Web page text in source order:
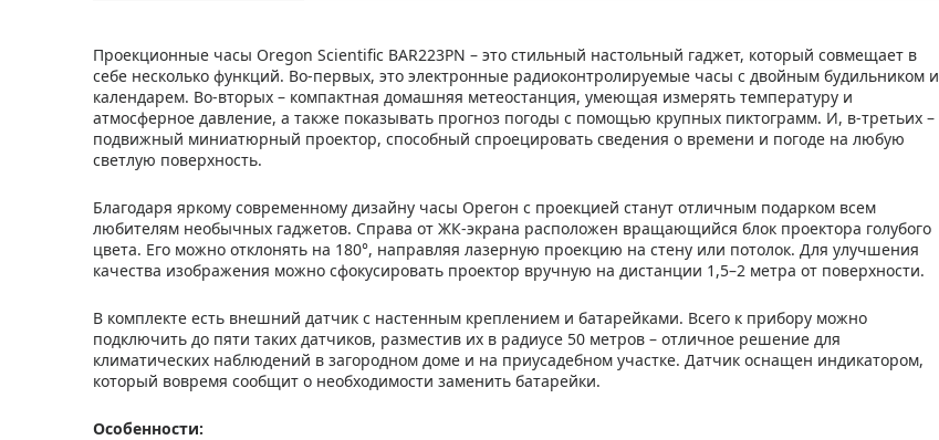
Проекционные часы Oregon Scientific BAR223PN – это стильный настольный гаджет, который совмещает в
себе несколько функций. Во-первых, это электронные радиоконтролируемые часы с двойным будильником и
календарем. Во-вторых – компактная домашняя метеостанция, умеющая измерять температуру и
атмосферное давление, а также показывать прогноз погоды с помощью крупных пиктограмм. И, в-третьих –
подвижный миниатюрный проектор, способный спроецировать сведения о времени и погоде на любую
светлую поверхность.
Благодаря яркому современному дизайну часы Орегон с проекцией станут отличным подарком всем
любителям необычных гаджетов. Справа от ЖК-экрана расположен вращающийся блок проектора голубого
цвета. Его можно отклонять на 180°, направляя лазерную проекцию на стену или потолок. Для улучшения
качества изображения можно сфокусировать проектор вручную на дистанции 1,5–2 метра от поверхности.
В комплекте есть внешний датчик с настенным креплением и батарейками. Всего к прибору можно
подключить до пяти таких датчиков, разместив их в радиусе 50 метров – отличное решение для
климатических наблюдений в загородном доме и на приусадебном участке. Датчик оснащен индикатором,
который вовремя сообщит о необходимости заменить батарейки.
Особенности: